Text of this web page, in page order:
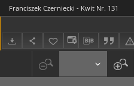
Franciszek Czerniecki - Kwit Nr. 131